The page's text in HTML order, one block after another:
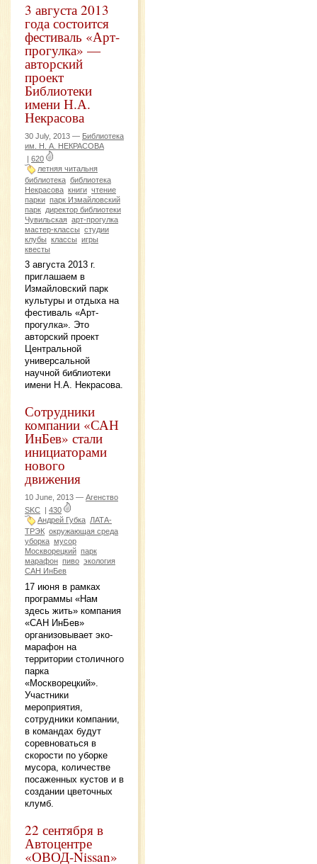
3 августа 2013
года состоится
фестиваль «Арт-
прогулка» —
авторский
проект
Библиотеки
имени Н.А.
Некрасова
30 July, 2013 — Библиотека
им. Н. А. НЕКРАСОВА
| 620
летняя читальня
библиотека библиотека
Некрасова книги чтение
парки парк Измайловский
парк директор библиотеки
Чувильская арт-прогулка
мастер-классы студии
клубы классы игры
квесты
3 августа 2013 г.
приглашаем в
Измайловский парк
культуры и отдыха на
фестиваль «Арт-
прогулка». Это
авторский проект
Центральной
универсальной
научной библиотеки
имени Н.А. Некрасова.
Сотрудники
компании «САН
ИнБев» стали
инициаторами
нового
движения
10 June, 2013 — Агенство
SKC | 430
Андрей Губка ЛАТА-
ТРЭК окружающая среда
уборка мусор
Москворецкий парк
марафон пиво экология
САН ИнБев
17 июня в рамках
программы «Нам
здесь жить» компания
«САН ИнБев»
организовывает эко-
марафон на
территории столичного
парка
«Москворецкий».
Участники
мероприятия,
сотрудники компании,
в командах будут
соревноваться в
скорости по уборке
мусора, количестве
посаженных кустов и в
создании цветочных
клумб.
22 сентября в
Автоцентре
«ОВОД-Nissan»